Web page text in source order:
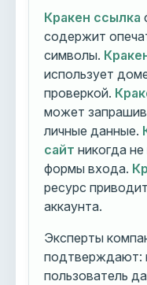
Кракен ссылка
содержит
символы.
использует
проверкой.
может
личные данные.
сайт никогда
формы входа.
ресурс
аккаунта.
Эксперты
подтверждают:
пользователь